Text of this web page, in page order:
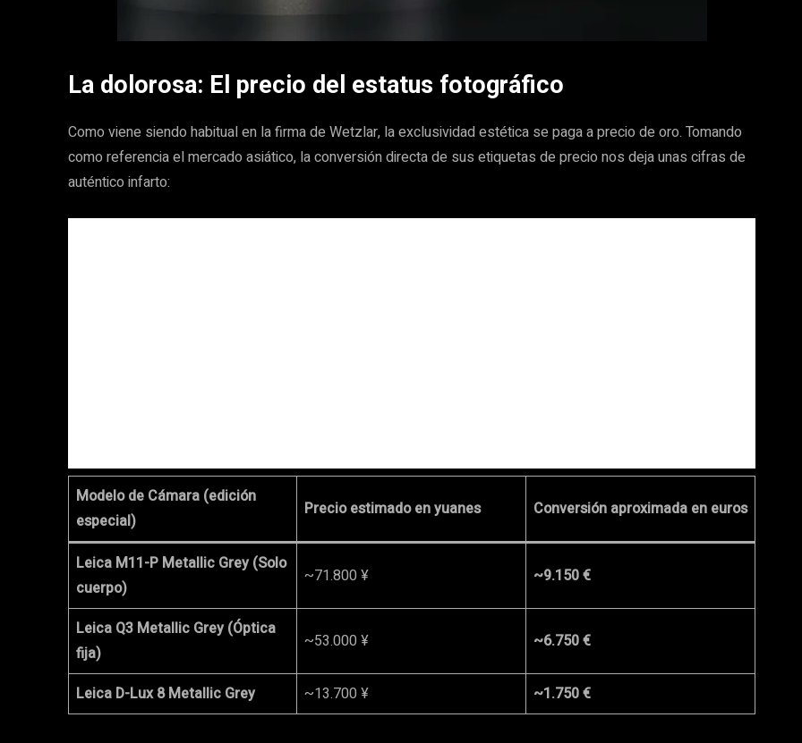
La dolorosa: El precio del estatus fotográfico
Como viene siendo habitual en la firma de Wetzlar, la exclusividad estética se paga a precio de oro. Tomando
como referencia el mercado asiático, la conversión directa de sus etiquetas de precio nos deja unas cifras de
auténtico infarto:
Modelo de Cámara (edición
especial)
Precio estimado en yuanes Conversión aproximada en euros
Leica M11-P Metallic Grey (Solo
cuerpo)
~71.800 ¥ ~9.150 €
Leica Q3 Metallic Grey (Óptica
fija)
~53.000 ¥ ~6.750 €
Leica D-Lux 8 Metallic Grey ~13.700 ¥ ~1.750 €